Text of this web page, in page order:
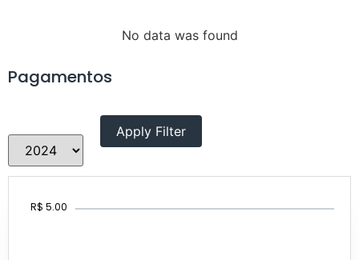
No data was found
Pagamentos
R$ 5.00